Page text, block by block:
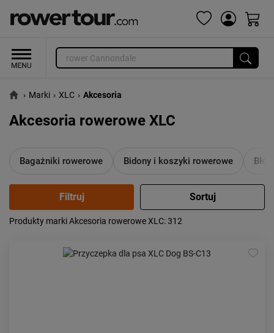
› Marki › XLC › Akcesoria
Akcesoria rowerowe XLC
Bagażniki rowerowe Bidony i koszyki rowerowe
Popularność:
od najwyższej
Produkty marki Akcesoria rowerowe XLC: 312